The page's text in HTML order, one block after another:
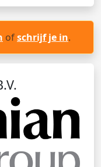
ofschrijf je in.